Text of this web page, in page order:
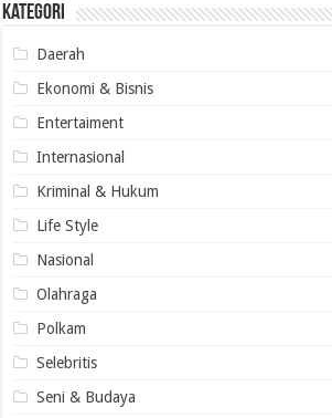
Kategori
Daerah
Ekonomi & Bisnis
Entertaiment
Internasional
Kriminal & Hukum
Life Style
Nasional
Olahraga
Polkam
Selebritis
Seni & Budaya